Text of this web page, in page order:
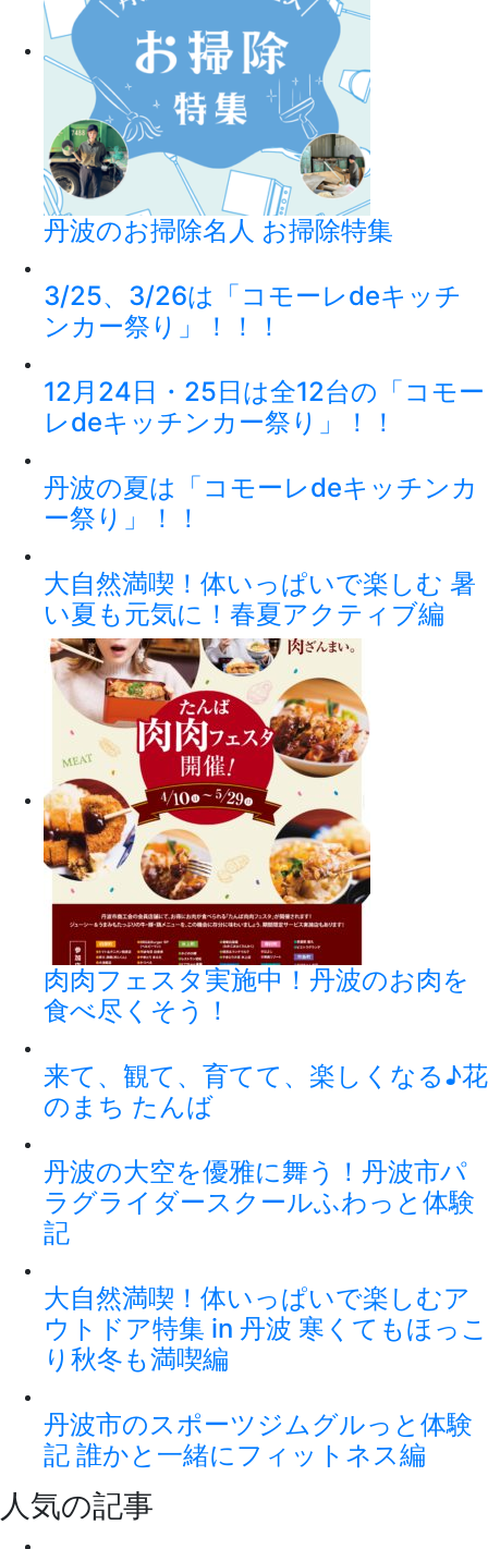
丹波のお掃除名人 お掃除特集
3/25、3/26は「コモーレdeキッチ
ンカー祭り」！！！
12月24日・25日は全12台の「コモー
レdeキッチンカー祭り」！！
丹波の夏は「コモーレdeキッチンカ
ー祭り」！！
大自然満喫！体いっぱいで楽しむ 暑
い夏も元気に！春夏アクティブ編
肉肉フェスタ実施中！丹波のお肉を
食べ尽くそう！
来て、観て、育てて、楽しくなる♪花
のまち たんば
丹波の大空を優雅に舞う！丹波市パ
ラグライダースクールふわっと体験
記
大自然満喫！体いっぱいで楽しむア
ウトドア特集 in 丹波 寒くてもほっこ
り秋冬も満喫編
丹波市のスポーツジムグルっと体験
記 誰かと一緒にフィットネス編
人気の記事